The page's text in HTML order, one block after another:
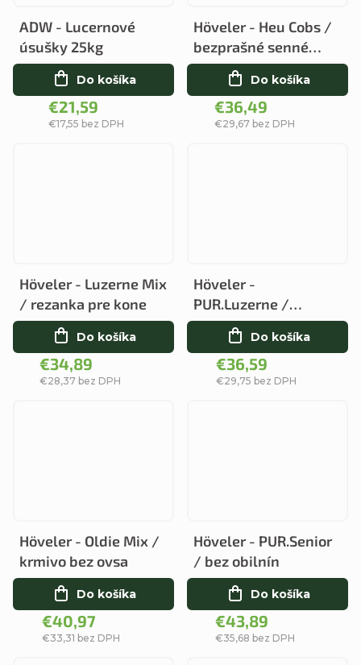
ADW - Lucernové
úsušky 25kg
€17,55 bez DPH
€21,59
Do košíka
Höveler - Heu Cobs /
bezprašné senné
pelety
€29,67 bez DPH
€36,49
Do košíka
Höveler - Luzerne Mix
/ rezanka pre kone
€28,37 bez DPH
€34,89
Do košíka
Höveler -
PUR.Luzerne /
vojteška bez umelých
prísad
€29,75 bez DPH
€36,59
Do košíka
Höveler - Oldie Mix /
krmivo bez ovsa
€33,31 bez DPH
€40,97
Do košíka
Höveler - PUR.Senior
/ bez obilnín
€35,68 bez DPH
€43,89
Do košíka